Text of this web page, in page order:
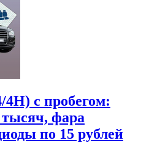
c пробегом:
тысяч, фара
по 15 рублей